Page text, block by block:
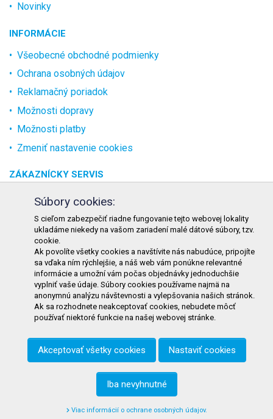
Novinky
INFORMÁCIE
Všeobecné obchodné podmienky
Ochrana osobných údajov
Reklamačný poriadok
Možnosti dopravy
Možnosti platby
Zmeniť nastavenie cookies
ZÁKAZNÍCKY SERVIS
O spoločnosti
Kontakt
Odstúpenie od zmluvy online
KONTAKT
TURON GASTRO s.r.o.
Starohorského 4328/3
031 01 Liptovský Mikuláš
Slovenská republika
Telefón:+421 911 585 730
objednavky@tgastro.sk
© 2021tgastro.sk- developed bycreative solution
Súbory cookies:
S cieľom zabezpečiť riadne fungovanie tejto webovej lokality
ukladáme niekedy na vašom zariadení malé dátové súbory, tzv.
cookie.
Ak povolíte všetky cookies a navštívite nás nabudúce, pripojíte
sa vďaka ním rýchlejšie, a náš web vám ponúkne relevantné
informácie a umožní vám počas objednávky jednoduchšie
vyplniť vaše údaje. Súbory cookies používame najmä na
anonymnú analýzu návštevnosti a vylepšovania našich stránok.
Ak sa rozhodnete neakceptovať cookies, nebudete môcť
používať niektoré funkcie na našej webovej stránke.
Akceptovať všetky cookies Nastaviť cookies
Iba nevyhnutné
Viac informácií o ochrane osobných údajov.